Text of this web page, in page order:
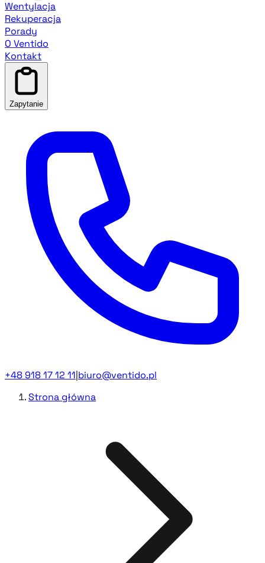
Wentylacja
Rekuperacja
Porady
O Ventido
Kontakt
Zapytanie
+48 918 17 12 11 biuro@ventido.pl
Strona główna